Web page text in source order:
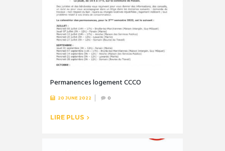
Permanences logement CCCO
20 JUNE 2022 0
LIRE PLUS